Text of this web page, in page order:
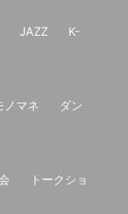
JAZZ
K-
ノマネ
ダン
トークショ